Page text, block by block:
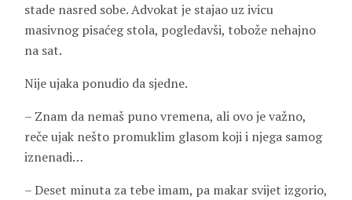
stade nasred sobe. Advokat je stajao uz ivicu
masivnog pisaćeg stola, pogledavši, tobože nehajno
na sat.
Nije ujaka ponudio da sjedne.
– Znam da nemaš puno vremena, ali ovo je važno,
reče ujak nešto promuklim glasom koji i njega samog
iznenadi…
– Deset minuta za tebe imam, pa makar svijet izgorio,